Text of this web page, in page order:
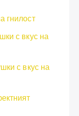
гнилост
с вкус на
с вкус на